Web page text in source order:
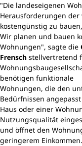
"Die landeseigenen
Herausforderungen der
kostengünstig zu
Wir planen und bauen
Wohnungen", sagte die
Frensch stellvertretend
benötigen funktionale
Wohnungen, die den
Bedürfnissen
Haus oder einer
Nutzungsqualität
und öffnet den
geringerem Einkommen.